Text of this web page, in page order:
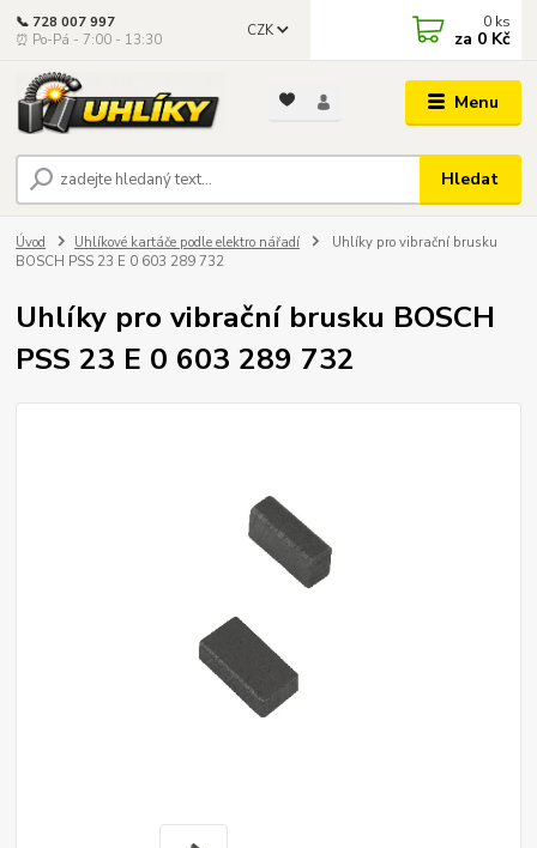
Menu
CZK
Hledat
📞 728 007 997
⏰ Po-Pá - 7:00 - 13:30
0 ks
za 0 Kč
Úvod Uhlíkové kartáče podle elektro nářadí
Uhlíky pro vibrační brusku
BOSCH PSS 23 E 0 603 289 732
Uhlíky pro vibrační brusku BOSCH
PSS 23 E 0 603 289 732